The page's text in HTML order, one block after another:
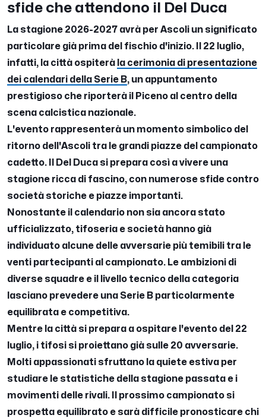
sfide che attendono il Del Duca
La stagione 2026-2027 avrà per Ascoli un significato
particolare già prima del fischio d'inizio. Il 22 luglio,
infatti, la città ospiterà la cerimonia di presentazione
dei calendari della Serie B, un appuntamento
prestigioso che riporterà il Piceno al centro della
scena calcistica nazionale.
L'evento rappresenterà un momento simbolico del
ritorno dell'Ascoli tra le grandi piazze del campionato
cadetto. Il Del Duca si prepara così a vivere una
stagione ricca di fascino, con numerose sfide contro
società storiche e piazze importanti.
Nonostante il calendario non sia ancora stato
ufficializzato, tifoseria e società hanno già
individuato alcune delle avversarie più temibili tra le
venti partecipanti al campionato. Le ambizioni di
diverse squadre e il livello tecnico della categoria
lasciano prevedere una Serie B particolarmente
equilibrata e competitiva.
Mentre la città si prepara a ospitare l'evento del 22
luglio, i tifosi si proiettano già sulle 20 avversarie.
Molti appassionati sfruttano la quiete estiva per
studiare le statistiche della stagione passata e i
movimenti delle rivali. Il prossimo campionato si
prospetta equilibrato e sarà difficile pronosticare chi